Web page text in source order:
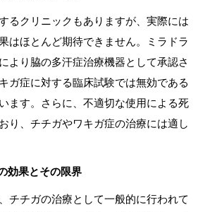
るクリニックもありますが、実際には
はほとんど期待できません。ミラドラ
より脇の多汗症治療機器として承認さ
ガ症に対する臨床試験では無効である
ます。さらに、不適切な使用による死
り、チチガやワキガ症の治療には適し
効果とその限界
チチガの治療として一般的に行われて